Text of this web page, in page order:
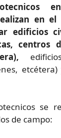
en
edificios
centros
se
de campo: